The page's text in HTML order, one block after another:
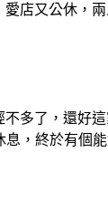
店又公休，
多了，還好
，終於有個